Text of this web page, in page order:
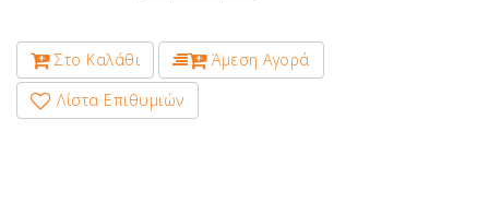
Στο Καλάθι
Άμεση Αγορά
Λίστα Επιθυμιών